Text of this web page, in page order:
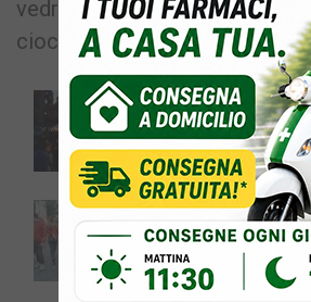
vedrà anche come
cioccolatini e tavolette di